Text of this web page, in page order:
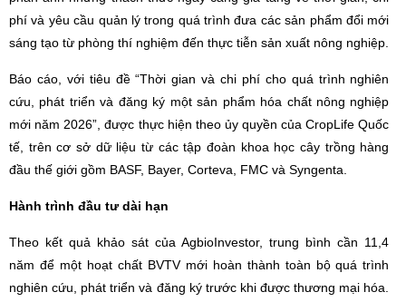
phí và yêu cầu quản lý trong quá trình đưa các sản phẩm đổi mới
sáng tạo từ phòng thí nghiệm đến thực tiễn sản xuất nông nghiệp.
Báo cáo, với tiêu đề “Thời gian và chi phí cho quá trình nghiên
cứu, phát triển và đăng ký một sản phẩm hóa chất nông nghiệp
mới năm 2026”, được thực hiện theo ủy quyền của CropLife Quốc
tế, trên cơ sở dữ liệu từ các tập đoàn khoa học cây trồng hàng
đầu thế giới gồm BASF, Bayer, Corteva, FMC và Syngenta.
Hành trình đầu tư dài hạn
Theo kết quả khảo sát của AgbioInvestor, trung bình cần 11,4
năm để một hoạt chất BVTV mới hoàn thành toàn bộ quá trình
nghiên cứu, phát triển và đăng ký trước khi được thương mại hóa.